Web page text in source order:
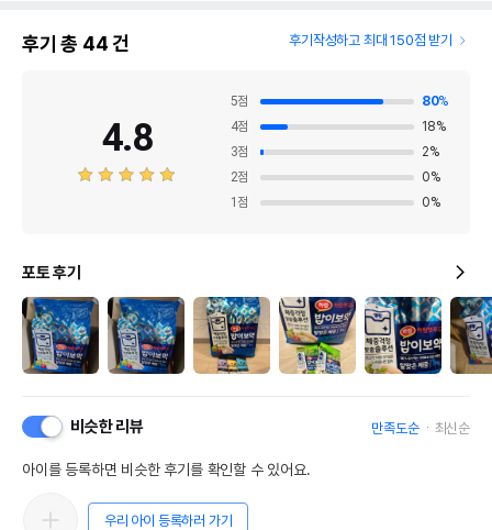
후기 총 44건 후기작성하고 최대 150점 받기
4.8
5점 80%
4점 18%
3점 2%
2점 0%
1 점 0%
포토 후기
비슷한 리뷰 만족도순 최신순
아이를 등록하면 비슷한 후기를 확인할 수 있어요.
우리 아이 등록하러 가기